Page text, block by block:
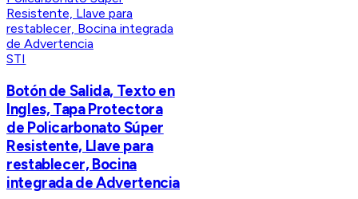
STI
Botón de Salida, Texto en
Ingles, Tapa Protectora
de Policarbonato Súper
Resistente, Llave para
restablecer, Bocina
integrada de Advertencia